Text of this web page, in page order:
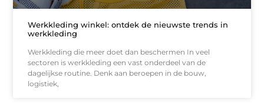
Werkkleding winkel: ontdek de nieuwste trends in
werkkleding
Werkkleding die meer doet dan beschermen In veel
sectoren is werkkleding een vast onderdeel van de
dagelijkse routine. Denk aan beroepen in de bouw,
logistiek,